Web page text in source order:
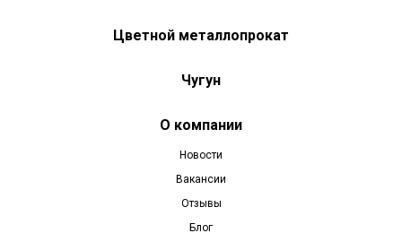
Цветной металлопрокат
Чугун
О компании
Новости
Вакансии
Отзывы
Блог